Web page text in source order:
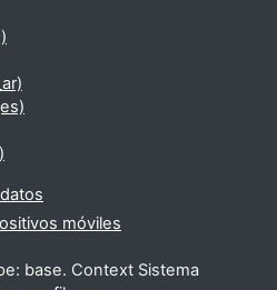
móviles
base. Context Sistema